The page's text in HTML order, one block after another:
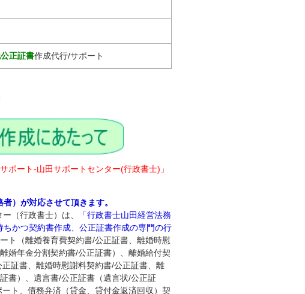
正証書作成代行/サポート
ポート‐山田サポートセンター(行政書士)」
）が対応させて頂きます。
（行政書士）は、
「行政書士山田経営法務
かつ契約書作成、公正証書作成の専門の行
ト（離婚養育費契約書/公正証書、離婚時慰
婚年金分割契約書/公正証書）、離婚給付契
証書、離婚時慰謝料契約書/公正証書、離
書）、遺言書/公正証書（遺言状/公正証
ト、債務弁済（貸金、貸付金返済回収）契